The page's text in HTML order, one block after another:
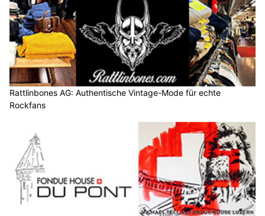
Rattlinbones AG: Authentische Vintage-Mode für echte
Rockfans